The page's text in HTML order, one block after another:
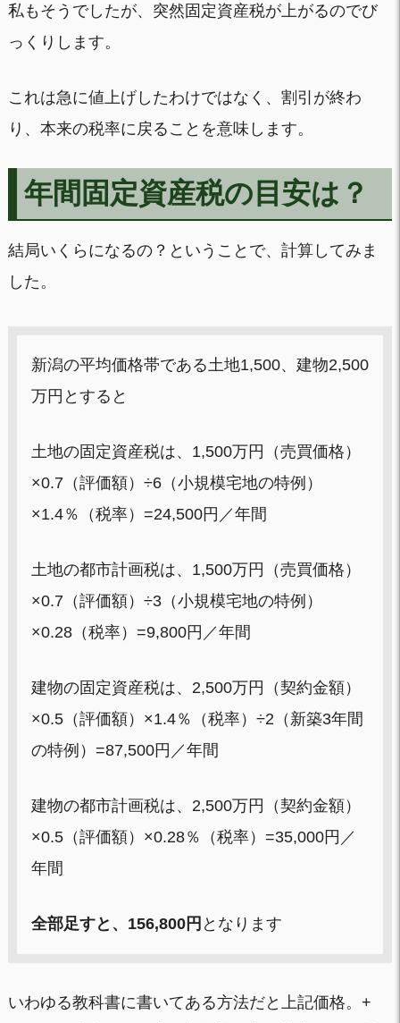
私もそうでしたが、突然固定資産税が上がるのでび
っくりします。
これは急に値上げしたわけではなく、割引が終わ
り、本来の税率に戻ることを意味します。
年間固定資産税の目安は？
結局いくらになるの？ということで、計算してみま
した。
新潟の平均価格帯である土地1,500、建物2,500
万円とすると
土地の固定資産税は、1,500万円（売買価格）
×0.7（評価額）÷6（小規模宅地の特例）
×1.4％（税率）=24,500円／年間
土地の都市計画税は、1,500万円（売買価格）
×0.7（評価額）÷3（小規模宅地の特例）
×0.28（税率）=9,800円／年間
建物の固定資産税は、2,500万円（契約金額）
×0.5（評価額）×1.4％（税率）÷2（新築3年間
の特例）=87,500円／年間
建物の都市計画税は、2,500万円（契約金額）
×0.5（評価額）×0.28％（税率）=35,000円／
年間
全部足すと、156,800円 となります
いわゆる教科書に書いてある方法だと上記価格。+